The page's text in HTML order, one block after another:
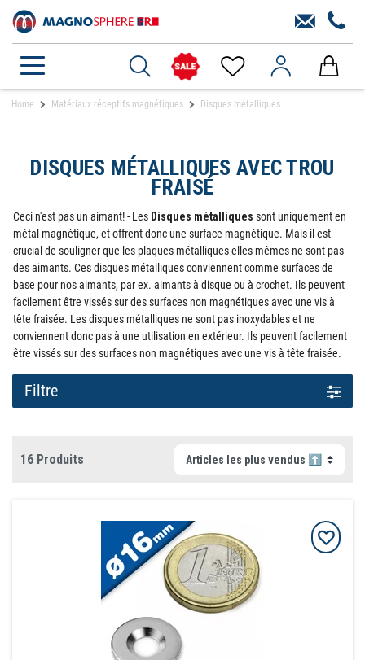
Home Matériaux réceptifs magnétiques Disques métalliques
DISQUES MÉTALLIQUES AVEC TROU
FRAISÉ
Ceci n'est pas un aimant! - Les Disques métalliques sont uniquement en
métal magnétique, et offrent donc une surface magnétique. Mais il est
crucial de souligner que les plaques métalliques elles-mêmes ne sont pas
des aimants. Ces disques métalliques conviennent comme surfaces de
base pour nos aimants, par ex. aimants à disque ou à crochet. Ils peuvent
facilement être vissés sur des surfaces non magnétiques avec une vis à
tête fraisée. Les disques métalliques ne sont pas inoxydables et ne
conviennent donc pas à une utilisation en extérieur. Ils peuvent facilement
être vissés sur des surfaces non magnétiques avec une vis à tête fraisée.
Filtre
16 Produits